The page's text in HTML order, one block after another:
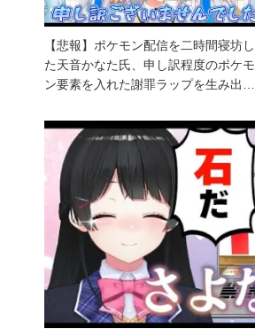
【悲報】ポケモン配信を二時間寝坊し
た天音かなた氏、申し訳程度のポケモ
ン要素を入れた謝罪ラップを生み出…